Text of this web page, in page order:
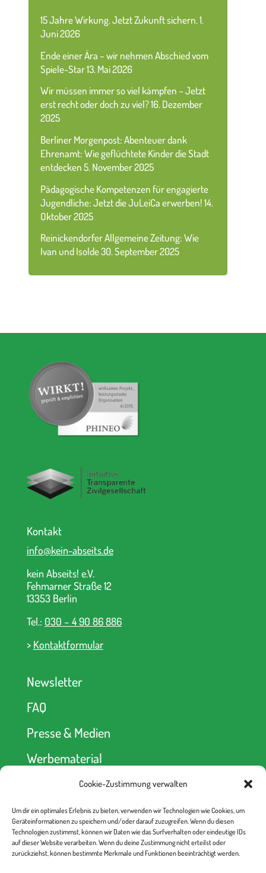
Cookie-Zustimmung verwalten
Um dir ein optimales Erlebnis zu bieten, verwenden wir Technologien wie Cookies, um
Geräteinformationen zu speichern und/oder darauf zuzugreifen. Wenn du diesen
Technologien zustimmst, können wir Daten wie das Surfverhalten oder eindeutige IDs
auf dieser Website verarbeiten. Wenn du deine Zustimmung nicht erteilst oder
zurückziehst, können bestimmte Merkmale und Funktionen beeinträchtigt werden.
15 Jahre Wirkung. Jetzt Zukunft sichern.1.
Juni 2026
Ende einer Ära – wir nehmen Abschied vom
Spiele-Star13. Mai 2026
Wir müssen immer so viel kämpfen – Jetzt
erst recht oder doch zu viel?16. Dezember
2025
Berliner Morgenpost: Abenteuer dank
Ehrenamt: Wie geflüchtete Kinder die Stadt
entdecken5. November 2025
Pädagogische Kompetenzen für engagierte
Jugendliche: Jetzt die JuLeiCa erwerben!14.
Oktober 2025
Reinickendorfer Allgemeine Zeitung: Wie
Ivan und Isolde30. September 2025
Kontakt
info@kein-abseits.de
kein Abseits! e.V.
Fehmarner Straße 12
13353 Berlin
Tel.: 030 – 4 90 86 886
> Kontaktformular
Newsletter
FAQ
Presse & Medien
Werbematerial
kein Abseits! e.V.
Berliner Volksbank
IBAN: DE52 1009 0000 2335 6330 00
BIC: BEVODEBB